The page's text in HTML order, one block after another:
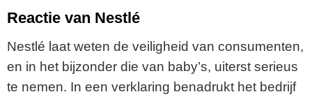
Reactie van Nestlé
Nestlé laat weten de veiligheid van consumenten,
en in het bijzonder die van baby’s, uiterst serieus
te nemen. In een verklaring benadrukt het bedrijf